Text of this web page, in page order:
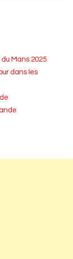
Mans 2025
dans les